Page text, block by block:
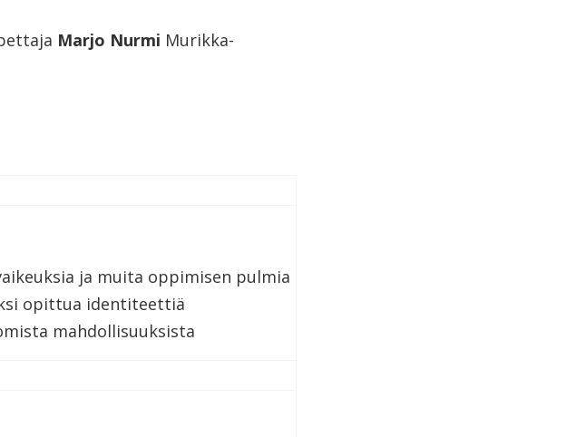
Marjo Nurmi Murikka-
ja muita oppimisen pulmia
opittua identiteettiä
mahdollisuuksista